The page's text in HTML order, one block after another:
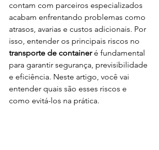
contam com parceiros especializados
acabam enfrentando problemas como
atrasos, avarias e custos adicionais. Por
isso, entender os principais riscos no
transporte de container é fundamental
para garantir segurança, previsibilidade
e eficiência. Neste artigo, você vai
entender quais são esses riscos e
como evitá-los na prática.